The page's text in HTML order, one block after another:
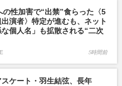
の性加害で“出禁”食らった〈5
演者〉特定が進むも、ネット
個人名」も拡散される“二次
5時間前
ケート・羽生結弦、長年